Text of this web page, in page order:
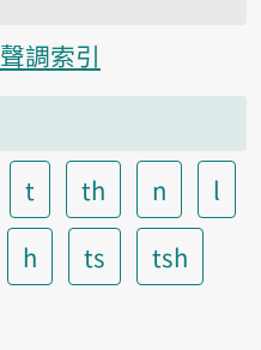
聲調索引
t th n
l
h ts
tsh